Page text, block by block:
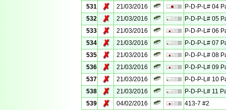
531
✗ 21/03/2016
P-D-P-L# 04
532
✗ 21/03/2016
P-D-P-L# 05
533
✗ 21/03/2016
P-D-P-L# 06
534
✗ 21/03/2016
P-D-P-L# 07
535
✗ 21/03/2016
P-D-P-L# 08
536
✗ 21/03/2016
P-D-P-L# 09
537
✗ 21/03/2016
P-D-P-L# 10
538
✗ 21/03/2016
P-D-P-L# 11
539
✗ 04/02/2016
413-7 #2